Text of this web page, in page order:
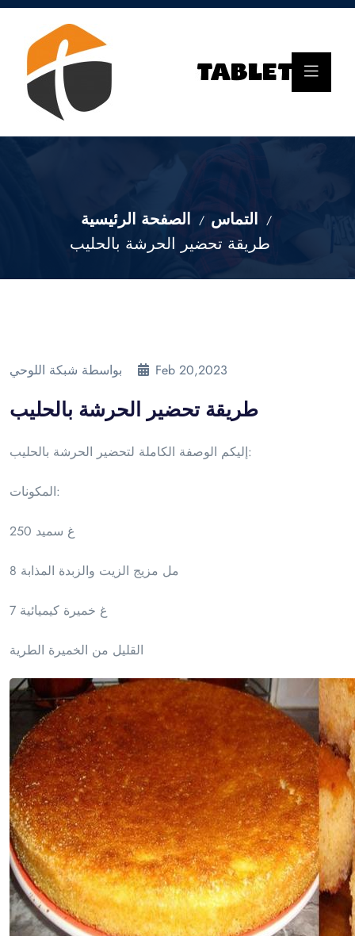
الصفحة الرئيسية
التماس
طريقة تحضير الحرشة بالحليب
بواسطة شبكة اللوحي Feb 20,2023
طريقة تحضير الحرشة بالحليب
إليكم الوصفة الكاملة لتحضير الحرشة بالحليب:
المكونات:
250 غ سميد
8 مل مزيج الزيت والزبدة المذابة
7 غ خميرة كيميائية
القليل من الخميرة الطرية